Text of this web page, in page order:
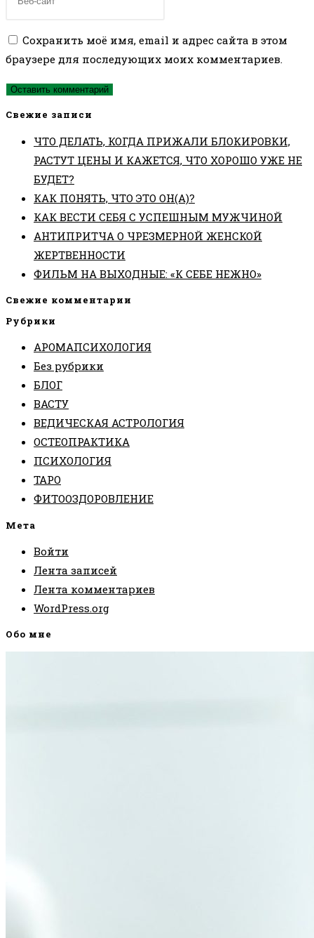
пользователя,
прокомментировать
адрес,
прокомментировать
веб-
сайта
(необязательно)
Сохранить моё имя, email и адрес сайта в этом
браузере для последующих моих комментариев.
Свежие записи
ЧТО ДЕЛАТЬ, КОГДА ПРИЖАЛИ БЛОКИРОВКИ,
РАСТУТ ЦЕНЫ И КАЖЕТСЯ, ЧТО ХОРОШО УЖЕ НЕ
БУДЕТ?
КАК ПОНЯТЬ, ЧТО ЭТО ОН(А)?
КАК ВЕСТИ СЕБЯ С УСПЕШНЫМ МУЖЧИНОЙ
АНТИПРИТЧА О ЧРЕЗМЕРНОЙ ЖЕНСКОЙ
ЖЕРТВЕННОСТИ
ФИЛЬМ НА ВЫХОДНЫЕ: «К СЕБЕ НЕЖНО»
Свежие комментарии
Рубрики
АРОМАПСИХОЛОГИЯ
Без рубрики
БЛОГ
ВАСТУ
ВЕДИЧЕСКАЯ АСТРОЛОГИЯ
ОСТЕОПРАКТИКА
ПСИХОЛОГИЯ
ТАРО
ФИТООЗДОРОВЛЕНИЕ
Мета
Войти
Лента записей
Лента комментариев
WordPress.org
Обо мне